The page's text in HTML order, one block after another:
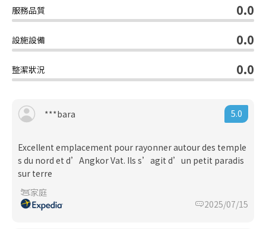
服務品質 0.0
設施設備 0.0
整潔狀況 0.0
***bara 5.0
Excellent emplacement pour rayonner autour des temple
s du nord et d’Angkor Vat. Ils s’agit d’un petit paradis
sur terre
家庭
2025/07/15